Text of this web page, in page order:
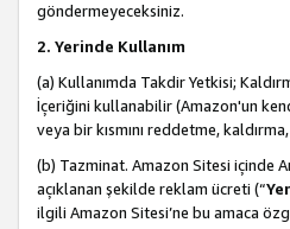
göndermeyeceksiniz.
2. Yerinde Kullanım
(a) Kullanımda Takdir Yetkisi;
İçeriğini kullanabilir (Amazon'un
veya bir kısmını reddetme,
(b) Tazminat. Amazon Sitesi içinde
açıklanan şekilde reklam ücreti (“
ilgili Amazon Sitesi’ne bu amaca